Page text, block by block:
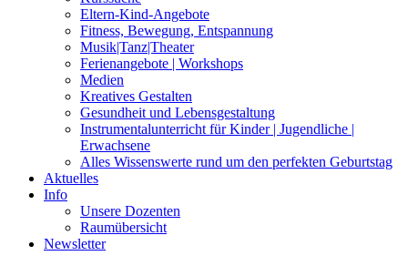
Eltern-Kind-Angebote
Fitness, Bewegung, Entspannung
Musik|Tanz|Theater
Ferienangebote | Workshops
Medien
Kreatives Gestalten
Gesundheit und Lebensgestaltung
Instrumentalunterricht für Kinder | Jugendliche |
Erwachsene
Alles Wissenswerte rund um den perfekten Geburtstag
Aktuelles
Info
Unsere Dozenten
Raumübersicht
Newsletter